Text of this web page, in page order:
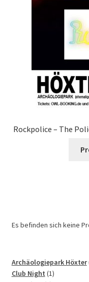
Rockpolice – The
Es befinden sich keine
Archäologiepark Höxter
Club Night 11